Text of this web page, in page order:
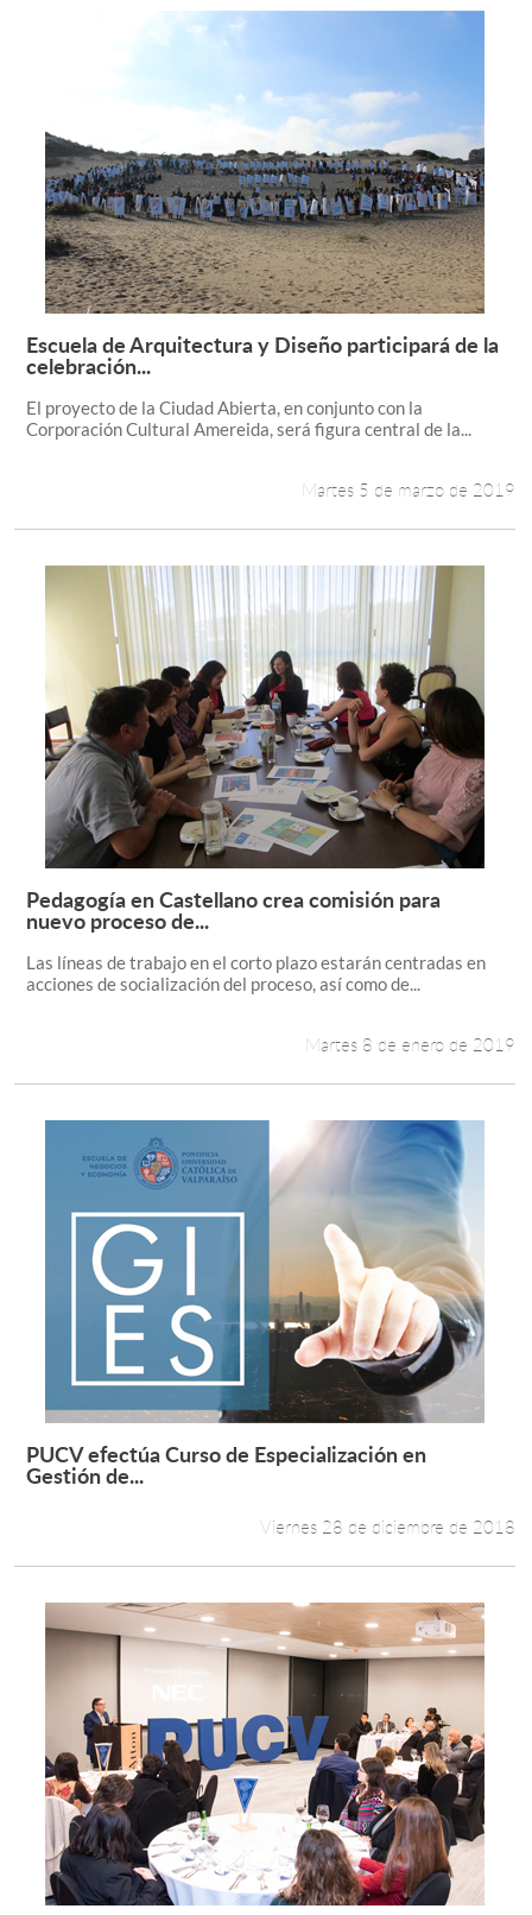
Leer más +
Escuela de Arquitectura y Diseño participará de la
celebración...
El proyecto de la Ciudad Abierta, en conjunto con la
Corporación Cultural Amereida, será figura central de la...
Martes 5 de marzo de 2019
Leer más +
Pedagogía en Castellano crea comisión para
nuevo proceso de...
Las líneas de trabajo en el corto plazo estarán centradas en
acciones de socialización del proceso, así como de...
Martes 8 de enero de 2019
Leer más +
PUCV efectúa Curso de Especialización en
Gestión de...
Viernes 28 de diciembre de 2018